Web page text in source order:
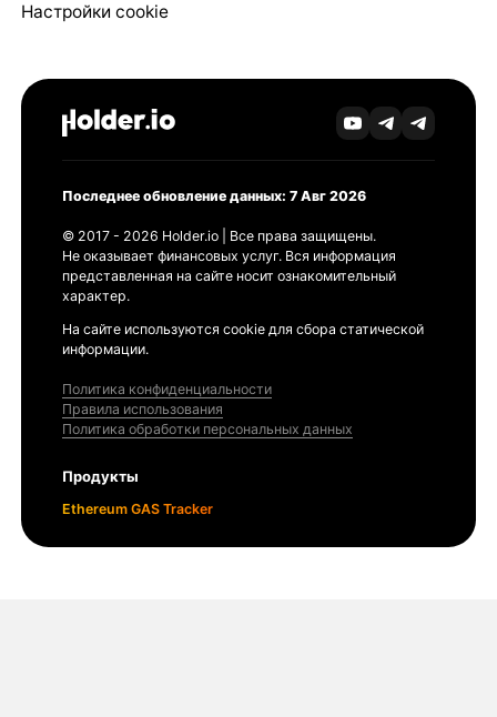
Настройки cookie
Последнее обновление данных: 7 Авг 2026
© 2017 - 2026 Holder.io | Все права защищены.
Не оказывает финансовых услуг. Вся информация
представленная на сайте носит ознакомительный
характер.
На сайте используются cookie для сбора статической
информации.
Политика конфиденциальности
Правила использования
Политика обработки персональных данных
Продукты
Ethereum GAS Tracker